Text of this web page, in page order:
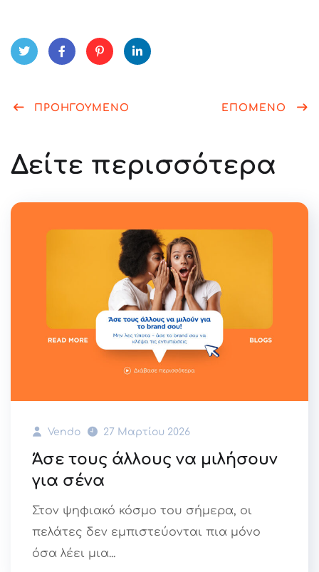
er ebo eres edIn
ΠΡΟΗΓΟΥΜΕΝΟ ΕΠΟΜΕΝΟ
Δείτε περισσότερα
Vendo 27 Μαρτίου 2026
Άσε τους άλλους να μιλήσουν
για σένα
Στον ψηφιακό κόσμο του σήμερα, οι
πελάτες δεν εμπιστεύονται πια μόνο
όσα λέει μια...